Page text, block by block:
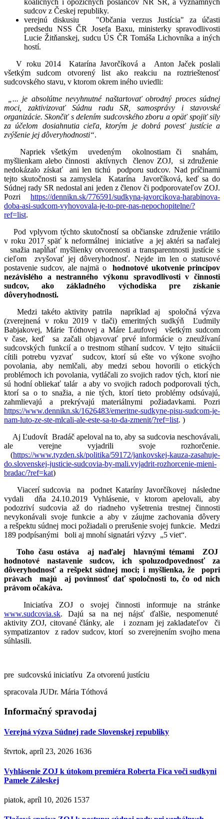
koaličných i opozičných poslancov NR SR, a významných
sudcov z Českej republiky.
verejnú diskusiu "Občania verzus Justícia" za účasti
predsedu NSS ČR Josefa Baxu, ministerky spravodlivosti
Lucie Žitňanskej, sudcu ÚS ČR Tomáša Lichovníka a iných
hostí.
V roku 2014 Katarína Javorčíková a Anton Jaček poslali
všetkým sudcom otvorený list ako reakciu na roztrieštenosť
sudcovského stavu, v ktorom okrem iného uviedli:
... je absolútne nevyhnutné naštartovať obrodný proces súdnej
moci, zaktivizovať Súdnu radu SR, samosprávy i stavovské
organizácie. Skončiť s delením sudcovského zboru a opäť spojiť sily
za účelom dosiahnutia cieľa, ktorým je dobrá povesť justície a
zvýšenie jej dôveryhodnosti“.
Napriek všetkým uvedeným okolnostiam či snahám,
myšlienkam alebo činnosti aktívnych členov ZOJ, si združenie
nedokázalo získať ani len tichú podporu sudcov. Nad príčinami
tejto skutočnosti sa zamyslela Katarína Javorčíková, keď sa do
Súdnej rady SR nedostal ani jeden z členov či podporovateľov ZOJ.
Pozri https://dennikn.sk/776591/sudkyna-javorcikova-harabinova-
doba-asi-sudcom-vyhovovala-je-to-pre-nas-nepochopitelne/?
ref=list.
Pod vplyvom týchto skutočností sa občianske združenie vrátilo
v roku 2017 späť k neformálnej iniciatíve a jej aktéri sa naďalej
snažia napĺňať myšlienky otvorenosti a transparentnosti justície s
cieľom zvyšovať jej dôveryhodnosť. Nejde im len o statusové
postavenie sudcov, ale najmä ohodnotové ukotvenie princípov
nezávislého a nestranného výkonu spravodlivosti v činnosti
sudcov, ako základného východiska pre získanie
dôveryhodnosti.
Medzi takéto aktivity patrila napríklad aj spoločná výzva
(zverejnená v roku 2019 v tlači) emeritných sudkýň
Ľudmily
Babjakovej, Márie Tóthovej a Máre Laufovej všetkým sudcom
v čase, keď sa začali objavovať prvé informácie o zneužívaní
sudcovských funkcií a o trestnom stíhaní sudcov. V tejto situácii
cítili potrebu vyzvať sudcov, ktorí sú ešte vo výkone svojho
povolania, aby nemlčali, aby medzi sebou hovorili o etických
problémoch ich povolania, vytláčali zo svojich radov tých, ktorí nie
sú hodní obliekať talár a aby vo svojich radoch podporovali tých,
ktorí sa o to snažia, a nie tých, ktorí tieto problémy odsúvajú,
zahmlievajú a prekrývajú materiálnymi požiadavkami. Pozri
https://www.dennikn.sk/1626483/emeritne-sudkyne-pisu-sudcom-je-
nam-luto-ze-ste-mlcali-ale-este-sa-to-da-zmenit/?ref=list. )
Aj Ľudovít Bradáč apeloval na to, aby sa sudcovia neschovávali,
ale verejne vyjadrili svoje rozhorčenie.
(https://www.tyzden.sk/politika/59172/jankovskej-kauza-zasahuje-
do.slovenskej-justicie-sudcovia-by-mali.vyjadrit-rozhorcenie-mieni-
bradac/?ref=kat)
Viacerí sudcovia na podnet Kataríny Javorčíkovej následne
vydali dňa 24.10.2019 Vyhlásenie, v ktorom apelovali, aby
podozriví sudcovia až do riadneho vyšetrenia trestnej činnosti
nevykonávali svoje funkcie a aby v záujme zachovania dôvery
a rešpektu súdnej moci požiadali o prerušenie svojej funkcie. Medzi
189 podpísanými boli aj mnohí signatári výzvy „5 viet“.
Toho času ostáva aj naďalej hlavnými témami ZOJ
hodnotové nastavenie sudcov, ich spoluzodpovednosť za
dôveryhodnosť a rešpekt súdnej moci; i myšlienka, že popri
právach majú aj povinnosť dať spoločnosti to, čo od nich
právom očakáva.
Iniciatíva ZOJ o svojej činnosti informuje na stránke
www.sudcovia.sk. Dajú sa na nej nájsť ďalšie, nespomenuté
aktivity ZOJ, citované články, ale i zoznam jej zakladateľov či
sympatizantov z radov sudcov, ktorí so zverejnením svojho mena
súhlasili.
pre sudcovskú iniciatívu Za otvorenú justíciu
spracovala JUDr. Mária Tóthová
Informačný spravodaj
Verejná výzva Súdnej rade Slovenskej republiky
štvrtok, apríl 23, 2026 1636
Vyhlásenie ZOJ k útokom premiéra Roberta Fica voči sudkyni
Pamele Záleskej
piatok, apríl 10, 2026 1537